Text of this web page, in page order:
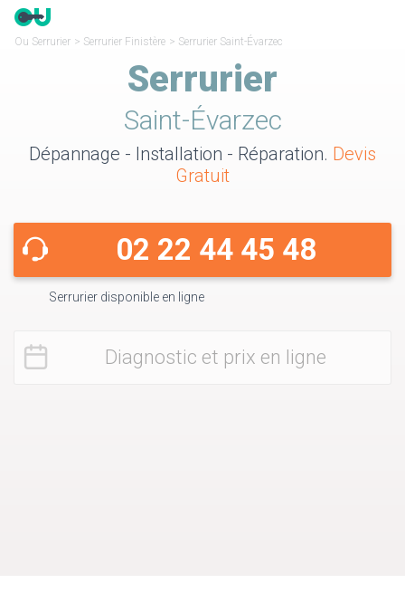
Ou Serrurier > Serrurier Finistère > Serrurier Saint-Évarzec
Serrurier
Saint-Évarzec
Dépannage - Installation - Réparation. Devis
Gratuit
02 22 44 45 48
Serrurier disponible en ligne
Diagnostic et prix en ligne